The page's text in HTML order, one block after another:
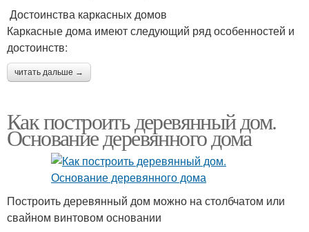
Достоинства каркасных домов
Каркасные дома имеют следующий ряд особенностей и
достоинств:
читать дальше →
Как построить деревянный дом.
Основание деревянного дома
Построить деревянный дом можно на столбчатом или
свайном винтовом основании